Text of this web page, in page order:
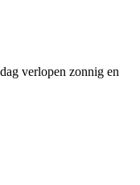
verlopen zonnig en